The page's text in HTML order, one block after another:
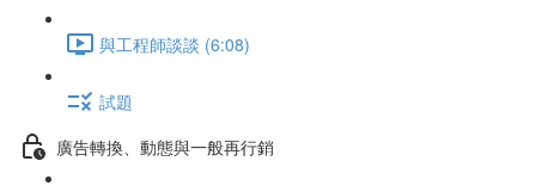
與工程師談談 (6:08)
試題
廣告轉換、動態與一般再行銷